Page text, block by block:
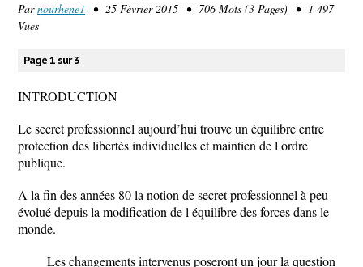
Parnourhene1 • 25 Février 2015 • 706 Mots (3 Pages) • 1 497
Vues
Page 1 sur 3
INTRODUCTION
Le secret professionnel aujourd’hui trouve un équilibre entre
protection des libertés individuelles et maintien de l ordre
publique.
A la fin des années 80 la notion de secret professionnel à peu
évolué depuis la modification de l équilibre des forces dans le
monde.
Les changements intervenus poseront un jour la question